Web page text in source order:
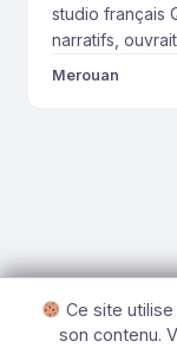
studio français
narratifs,
fois, ce n’est
Merouan
Ce site
son contenu.